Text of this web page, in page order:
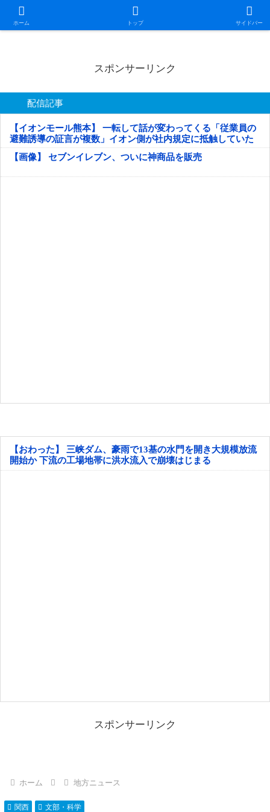
ホーム トップ サイドバー
日本第一！ニュース録
スポンサーリンク
配信記事
【イオンモール熊本】 一転して話が変わってくる「従業員の
避難誘導の証言が複数」イオン側が社内規定に抵触していた
疑い
【画像】 セブンイレブン、ついに神商品を販売
【おわった】 三峡ダム、豪雨で13基の水門を開き大規模放流
開始か 下流の工場地帯に洪水流入で崩壊はじまる
スポンサーリンク
ホーム 地方ニュース
関西 文部・科学